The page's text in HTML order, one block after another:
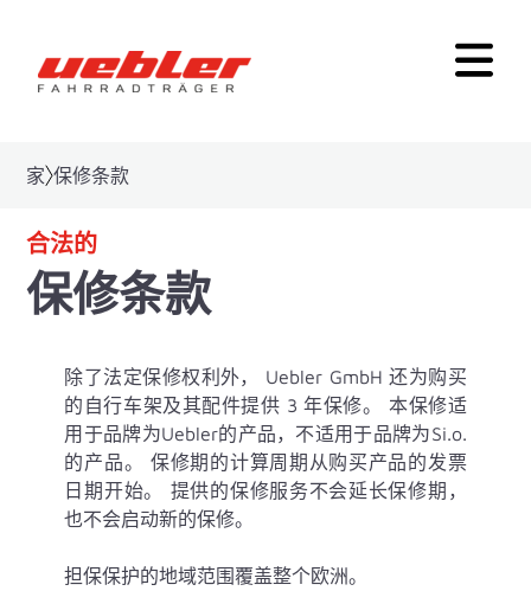
家 保修条款
合法的
保修条款
除了法定保修权利外， Uebler GmbH 还为购买
的自行车架及其配件提供 3 年保修。 本保修适
用于品牌为Uebler的产品，不适用于品牌为Si.o.
的产品。 保修期的计算周期从购买产品的发票
日期开始。 提供的保修服务不会延长保修期，
也不会启动新的保修。
担保保护的地域范围覆盖整个欧洲。